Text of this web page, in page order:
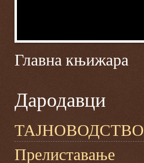
Главна књижара
Дародавци
ТАЈНОВОДСТВО
Прелиставање